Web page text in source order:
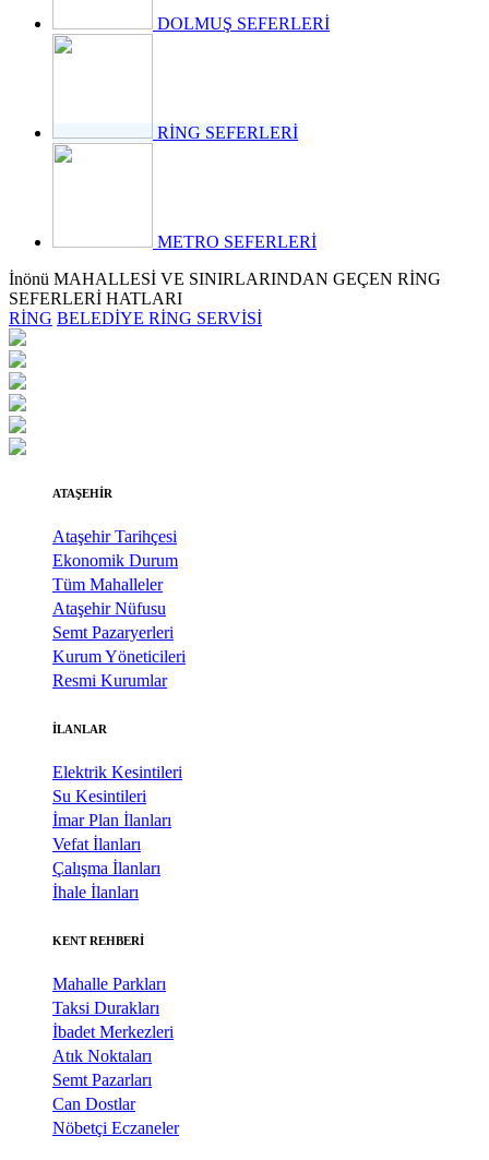
DOLMUŞ SEFERLERİ
RİNG SEFERLERİ
METRO SEFERLERİ
İnönü MAHALLESİ VE SINIRLARINDAN GEÇEN RİNG
SEFERLERİ HATLARI
RİNG BELEDİYE RİNG SERVİSİ
ATAŞEHİR
Ataşehir Tarihçesi
Ekonomik Durum
Tüm Mahalleler
Ataşehir Nüfusu
Semt Pazaryerleri
Kurum Yöneticileri
Resmi Kurumlar
İLANLAR
Elektrik Kesintileri
Su Kesintileri
İmar Plan İlanları
Vefat İlanları
Çalışma İlanları
İhale İlanları
KENT REHBERİ
Mahalle Parkları
Taksi Durakları
İbadet Merkezleri
Atık Noktaları
Semt Pazarları
Can Dostlar
Nöbetçi Eczaneler